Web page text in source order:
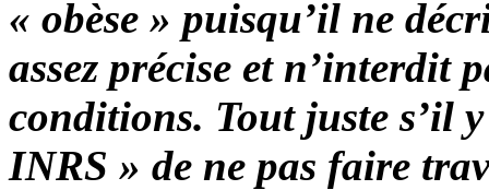
« obèse » puisqu’il ne
assez précise et n’interdit
conditions. Tout juste s’il
INRS » de ne pas faire